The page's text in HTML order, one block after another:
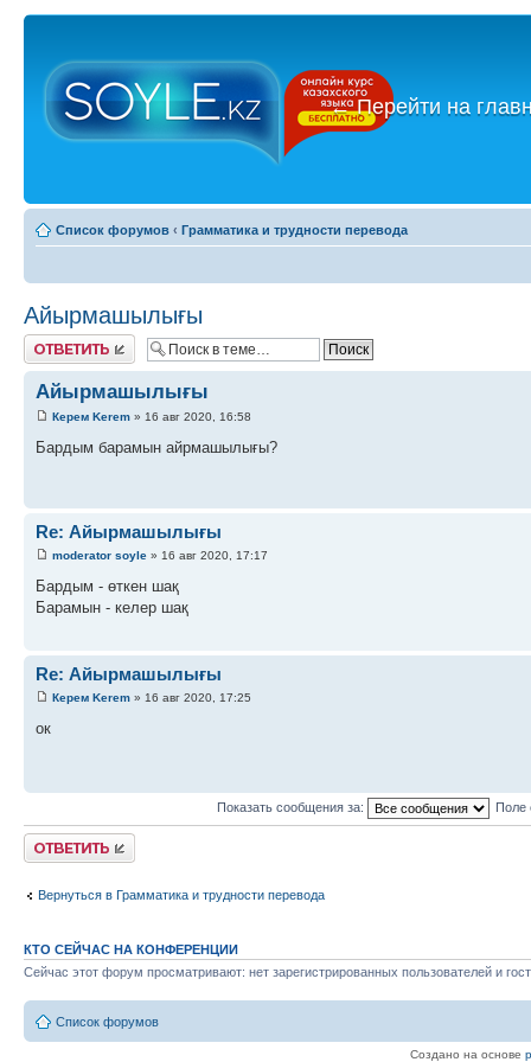
←Перейти на
Список форумов ‹ Грамматика и трудности перевода
Айырмашылығы
Ответить
Айырмашылығы
Керем Kerem » 16 авг 2020, 16:58
Бардым барамын айрмашылығы?
Re: Айырмашылығы
moderator soyle » 16 авг 2020, 17:17
Бардым - өткен шақ
Барамын - келер шақ
Re: Айырмашылығы
Керем Kerem » 16 авг 2020, 17:25
ок
Показать сообщения за: Поле
Ответить
Вернуться в Грамматика и трудности перевода
КТО СЕЙЧАС НА КОНФЕРЕНЦИИ
Сейчас этот форум просматривают: нет зарегистрированных пользователей и
Список форумов
Создано на основе